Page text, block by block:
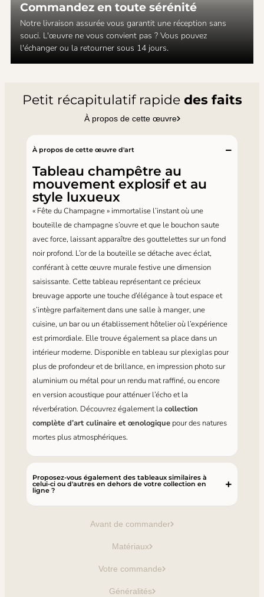
Commandez en toute sérénité
Notre livraison assurée vous garantit une réception sans
souci. L'œuvre ne vous convient pas ? Vous pouvez
l'échanger ou la retourner sous 14 jours.
Petit récapitulatif rapide des faits
À propos de cette œuvre
Avant de commander
Matériaux
Votre commande
Généralités
À propos de cette œuvre d'art
Tableau champêtre au
mouvement explosif et au
style luxueux
« Fête du Champagne » immortalise l’instant où une
bouteille de champagne s’ouvre et que le bouchon saute
avec force, laissant apparaître des gouttelettes sur un fond
noir profond. L’or de la bouteille se détache avec éclat,
conférant à cette œuvre murale festive une dimension
saisissante. Cette tableau représentant ce précieux
breuvage apporte une touche d’élégance à tout espace et
s’intègre parfaitement dans une salle à manger, une
cuisine, un bar ou un établissement hôtelier où l’expérience
est primordiale. Elle trouve également sa place dans un
intérieur moderne. Disponible en tableau sur plexiglas pour
plus de profondeur et de brillance, en impression photo sur
aluminium ou métal pour un rendu mat raffiné, ou encore
en version acoustique pour atténuer l’écho et la
réverbération. Découvrez également la collection
complète d’art culinaire et œnologiquepour des natures
mortes plus atmosphériques.
Proposez-vous également des tableaux similaires à
celui-ci ou d'autres en dehors de votre collection en
ligne ?